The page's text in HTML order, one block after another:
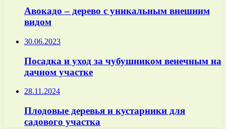
Авокадо – дерево с уникальным внешним
видом
30.06.2023
Посадка и уход за чубушником венечным на
дачном участке
28.11.2024
Плодовые деревья и кустарники для
садового участка